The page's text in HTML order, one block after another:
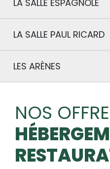
LA SALLE ESPAGNOLE
LA SALLE PAUL RICARD
LES ARÈNES
NOS